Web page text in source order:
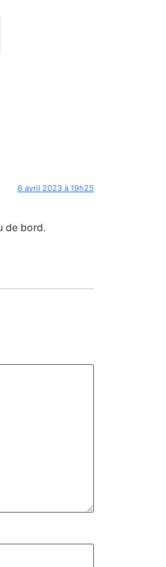
6 avril 2023 à 19h25
de bord.